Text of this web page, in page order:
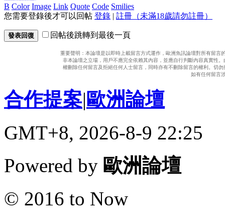
B Color Image Link Quote Code Smilies
您需要登錄後才可以回帖 登錄 | 註冊（未滿18歲請勿註冊）
發表回復 回帖後跳轉到最後一頁
重要聲明：本論壇是以即時上載留言方式運作，歐洲魚訊論壇對所有留
非本論壇之立場，用戶不應完全依賴其內容，並應自行判斷內容真實性
權刪除任何留言及拒絕任何人士留言，同時亦有不刪除留言的權利。切
如有任何留言
合作提案|歐洲論壇
GMT+8, 2026-8-9 22:25
Powered by 歐洲論壇
© 2016 to Now